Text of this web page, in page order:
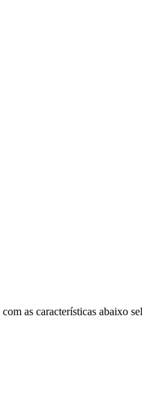
as características abaixo